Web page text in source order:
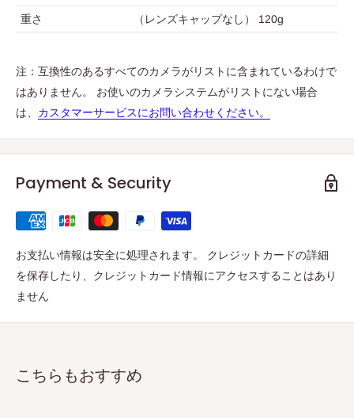
重さ （レンズキャップなし） 120g
注：互換性のあるすべてのカメラがリストに含まれているわけで
はありません。 お使いのカメラシステムがリストにない場合
は、 カスタマーサービスにお問い合わせください。
Payment & Security
お支払い情報は安全に処理されます。 クレジットカードの詳細
を保存したり、クレジットカード情報にアクセスすることはあり
ません
こちらもおすすめ